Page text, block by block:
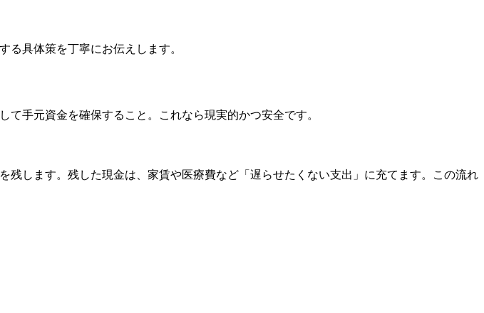
る具体策を丁寧にお伝えします。
手元資金を確保すること。これなら現実的かつ安全です。
します。残した現金は、家賃や医療費など「遅らせたくない支出」に充てます。この流れ